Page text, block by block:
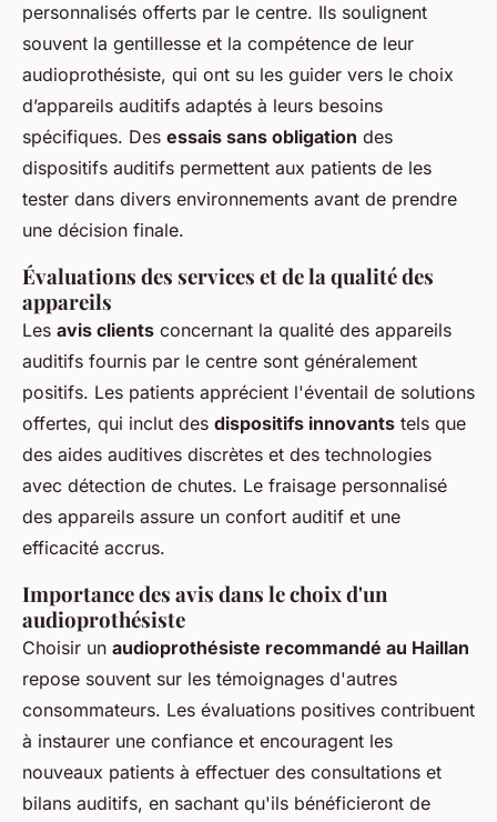
personnalisés offerts par le centre. Ils soulignent
souvent la gentillesse et la compétence de leur
audioprothésiste, qui ont su les guider vers le choix
d’appareils auditifs adaptés à leurs besoins
spécifiques. Des essais sans obligation des
dispositifs auditifs permettent aux patients de les
tester dans divers environnements avant de prendre
une décision finale.
Évaluations des services et de la qualité des
appareils
Les avis clients concernant la qualité des appareils
auditifs fournis par le centre sont généralement
positifs. Les patients apprécient l'éventail de solutions
offertes, qui inclut des dispositifs innovants tels que
des aides auditives discrètes et des technologies
avec détection de chutes. Le fraisage personnalisé
des appareils assure un confort auditif et une
efficacité accrus.
Importance des avis dans le choix d'un
audioprothésiste
Choisir un audioprothésiste recommandé au Haillan
repose souvent sur les témoignages d'autres
consommateurs. Les évaluations positives contribuent
à instaurer une confiance et encouragent les
nouveaux patients à effectuer des consultations et
bilans auditifs, en sachant qu'ils bénéficieront de